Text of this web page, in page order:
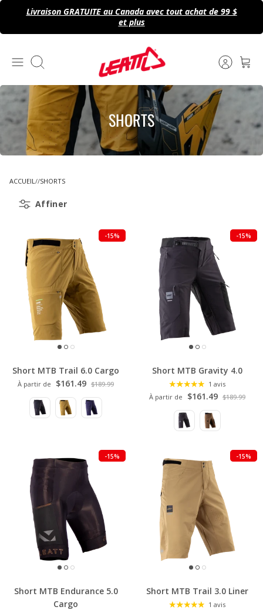
Passer
contenu
Livraison GRATUITE au Canada avec tout achat de 99 $
et plus
Recherche
SHORTS
ACCUEIL SHORTS
Affiner
-15%
Short MTB Trail 6.0 Cargo
À partir de $161.49 $189.99
-15%
Short MTB Gravity 4.0
1 avis
À partir de
$161.49 $189.99
-15%
Short MTB Endurance 5.0
Cargo
-15%
Short MTB Trail 3.0 Liner
1 avis